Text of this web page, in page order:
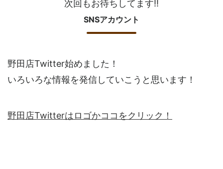
次回もお待ちしてます!!
SNSアカウント
野田店Twitter始めました！
いろいろな情報を発信していこうと思います！
野田店Twitterはロゴかココをクリック！